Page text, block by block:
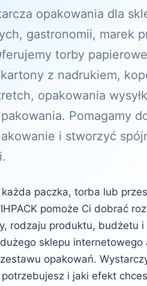
opakowania dla
gastronomii, marek
torby
z nadrukiem,
opakowania
Pomagamy
i stworzyć
paczka, torba lub
pomoże Ci dobrać
rodzaju produktu, budżetu
sklepu internetowego
opakowań.
i jaki efekt